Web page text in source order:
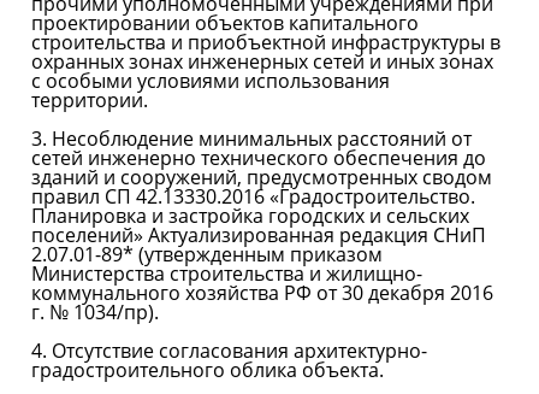
проектировании объектов капитального
строительства и приобъектной инфраструктуры в
охранных зонах инженерных сетей и иных зонах
с особыми условиями использования
территории.
3. Несоблюдение минимальных расстояний от
сетей инженерно технического обеспечения до
зданий и сооружений, предусмотренных сводом
правил СП 42.13330.2016 «Градостроительство.
Планировка и застройка городских и сельских
поселений» Актуализированная редакция СНиП
2.07.01-89* (утвержденным приказом
Министерства строительства и жилищно-
коммунального хозяйства РФ от 30 декабря 2016
г. № 1034/пр).
4. Отсутствие согласования архитектурно-
градостроительного облика объекта.